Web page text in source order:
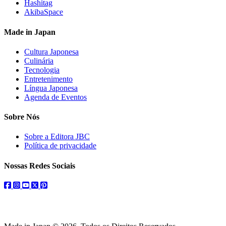
Hashitag
AkibaSpace
Made in Japan
Cultura Japonesa
Culinária
Tecnologia
Entretenimento
Língua Japonesa
Agenda de Eventos
Sobre Nós
Sobre a Editora JBC
Política de privacidade
Nossas Redes Sociais
facebook
instagram
youtube
twitterpinterest